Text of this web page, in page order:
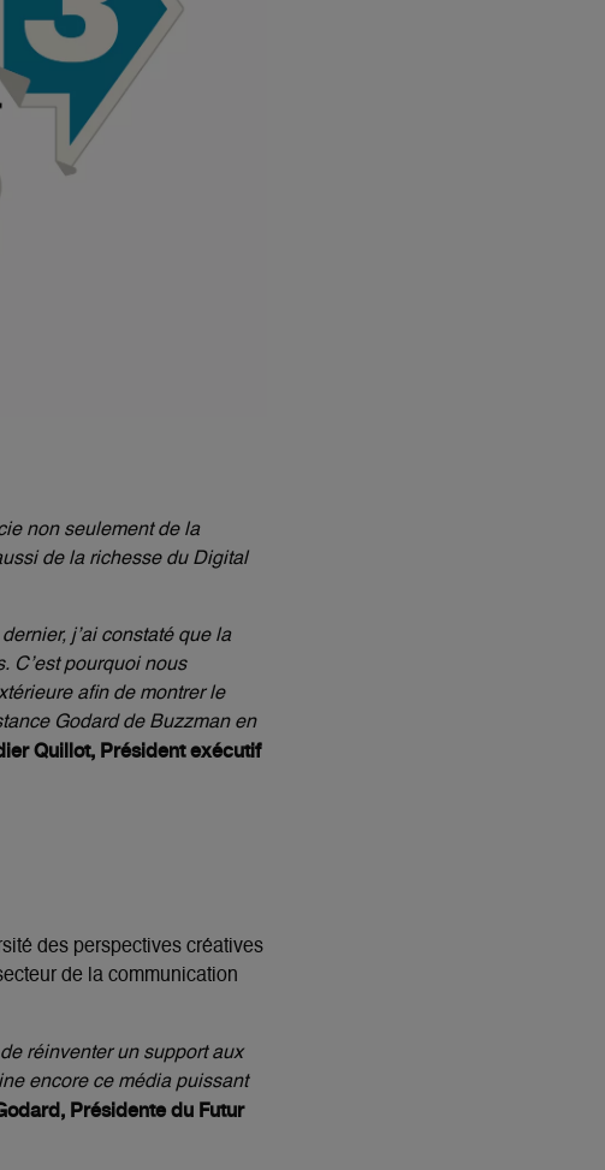
non seulement de la
de la richesse du Digital
j’ai constaté que la
C’est pourquoi nous
afin de montrer le
Godard de Buzzman en
Quillot, Président exécutif
des perspectives créatives
de la communication
réinventer un support aux
encore ce média puissant
Présidente du Futur